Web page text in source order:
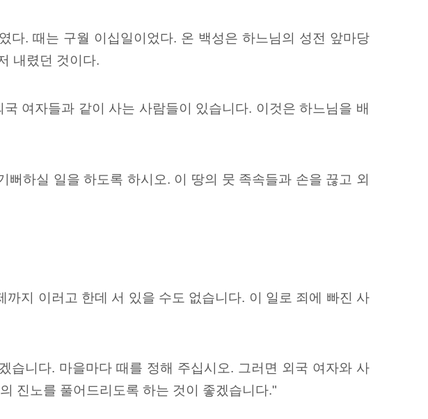
다. 때는 구월 이십일이었다. 온 백성은 하느님의 성전 앞마당
내렸던 것이다.
여자들과 같이 사는 사람들이 있습니다. 이것은 하느님을 배
하실 일을 하도록 하시오. 이 땅의 뭇 족속들과 손을 끊고 외
지 이러고 한데 서 있을 수도 없습니다. 이 일로 죄에 빠진 사
습니다. 마을마다 때를 정해 주십시오. 그러면 외국 여자와 사
진노를 풀어드리도록 하는 것이 좋겠습니다."